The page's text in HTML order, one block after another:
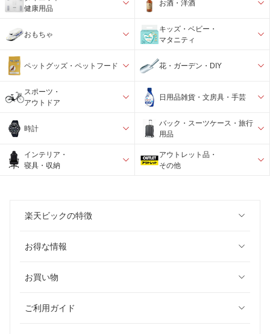
健康用品
お酒・洋酒
おもちゃ
キッズ・ベビー・
マタニティ
ペットグッズ・ペットフード 花・ガーデン・DIY
スポーツ・
アウトドア
日用品雑貨・文房具・手芸
時計
バック・スーツケース・旅行
用品
インテリア・
寝具・収納
アウトレット品・
その他
楽天ビックの特徴
お得な情報
お買い物
ご利用ガイド